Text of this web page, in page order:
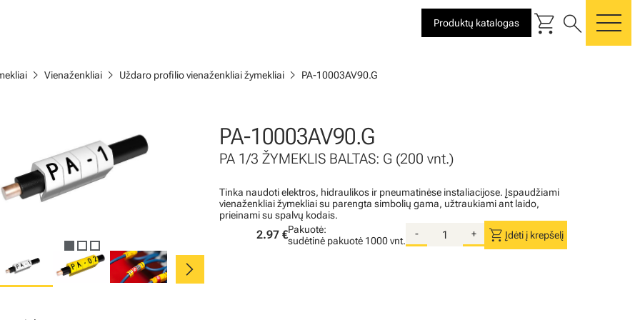
Produktų katalogas shopping_cart search
chevron_right Vienaženkliai chevron_right Uždaro profilio vienaženkliai žymekliai chevron_right PA-10003AV90.G
chevron_right
PA-10003AV90.G
PA 1/3 ŽYMEKLIS BALTAS: G (200 vnt.)
Tinka naudoti elektros, hidraulikos ir pneumatinėse instaliacijose. Įspaudžiami
vienaženkliai žymekliai su parengta simbolių gama, užtraukiami ant laido,
prieinami su spalvų kodais.
2.97 €Pakuotė:
sudėtinė pakuotė 1000 vnt.
- + shopping_cart Įdėti į krepšelį